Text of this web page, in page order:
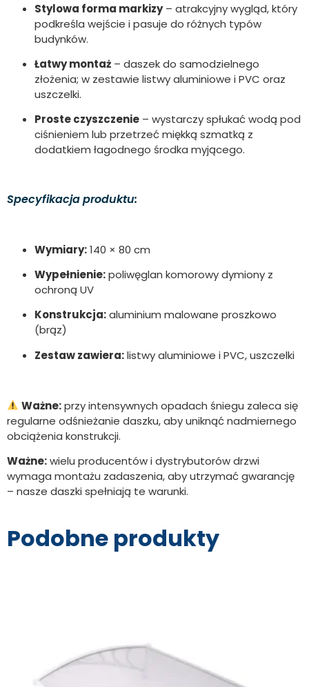
Stylowa forma markizy– atrakcyjny wygląd, który
podkreśla wejście i pasuje do różnych typów
budynków.
Łatwy montaż – daszek do samodzielnego
złożenia; w zestawie listwy aluminiowe i PVC oraz
uszczelki.
Proste czyszczenie – wystarczy spłukać wodą pod
ciśnieniem lub przetrzeć miękką szmatką z
dodatkiem łagodnego środka myjącego.
Specyfikacja produktu:
Wymiary:140 × 80 cm
Wypełnienie:poliwęglan komorowy dymiony z
ochroną UV
Konstrukcja:aluminium malowane proszkowo
(brąz)
Zestaw zawiera:listwy aluminiowe i PVC, uszczelki
Ważne:przy intensywnych opadach śniegu zaleca się
regularne odśnieżanie daszku, aby uniknąć nadmiernego
obciążenia konstrukcji.
Ważne:wielu producentów i dystrybutorów drzwi
wymaga montażu zadaszenia, aby utrzymać gwarancję
– nasze daszki spełniają te warunki.
Podobne produkty